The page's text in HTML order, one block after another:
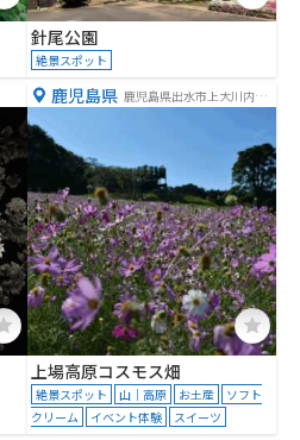
針尾公園
絶景スポット
鹿児島県 鹿児島県出水市上大川内２
上場高原コスモス畑
絶景スポット 山｜高原 お土産
ソフト
クリーム
イベント体験 スイーツ